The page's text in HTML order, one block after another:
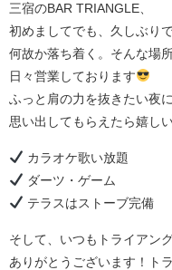
三宿のBAR TRIANGLE、
初めましてでも、久しぶりで
何故か落ち着く。そんな場
日々営業しております
ふっと肩の力を抜きたい夜に
思い出してもらえたら嬉し
カラオケ歌い放題
ダーツ・ゲーム
テラスはストーブ完備
そして、いつもトライアン
ありがとうございます！ト